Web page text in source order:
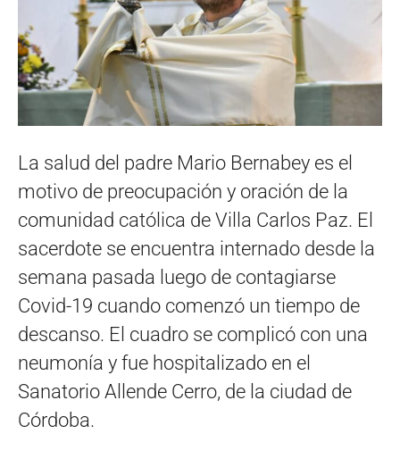
La salud del padre Mario Bernabey es el
motivo de preocupación y oración de la
comunidad católica de Villa Carlos Paz. El
sacerdote se encuentra internado desde la
semana pasada luego de contagiarse
Covid-19 cuando comenzó un tiempo de
descanso. El cuadro se complicó con una
neumonía y fue hospitalizado en el
Sanatorio Allende Cerro, de la ciudad de
Córdoba.